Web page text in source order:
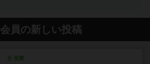
会員の新しい投稿
充実